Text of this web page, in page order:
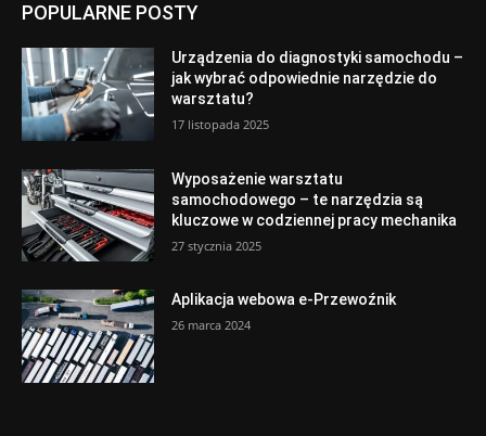
POPULARNE POSTY
Urządzenia do diagnostyki samochodu –
jak wybrać odpowiednie narzędzie do
warsztatu?
17 listopada 2025
Wyposażenie warsztatu
samochodowego – te narzędzia są
kluczowe w codziennej pracy mechanika
27 stycznia 2025
Aplikacja webowa e-Przewoźnik
26 marca 2024